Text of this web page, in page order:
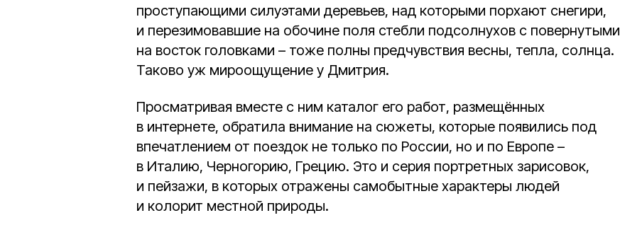
проступающими силуэтами деревьев, над которыми порхают снегири,
и перезимовавшие на обочине поля стебли подсолнухов с повернутыми
на восток головками – тоже полны предчувствия весны, тепла, солнца.
Таково уж мироощущение у Дмитрия.
Просматривая вместе с ним каталог его работ, размещённых
в интернете, обратила внимание на сюжеты, которые появились под
впечатлением от поездок не только по России, но и по Европе –
в Италию, Черногорию, Грецию. Это и серия портретных зарисовок,
и пейзажи, в которых отражены самобытные характеры людей
и колорит местной природы.